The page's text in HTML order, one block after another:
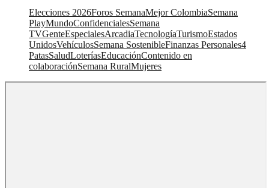
Elecciones 2026Foros SemanaMejor ColombiaSemana
PlayMundoConfidencialesSemana
TVGenteEspecialesArcadiaTecnologíaTurismoEstados
UnidosVehículosSemana SostenibleFinanzas Personales4
PatasSaludLoteríasEducaciónContenido en
colaboraciónSemana RuralMujeres